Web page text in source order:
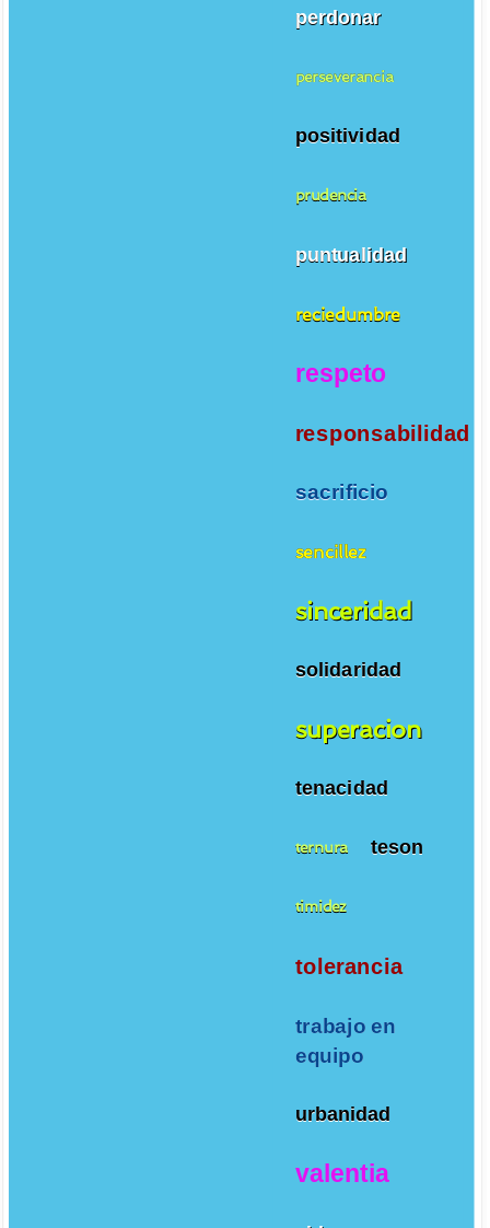
perdonar
perseverancia
positividad
prudencia
puntualidad
reciedumbre
respeto
responsabilidad
sacrificio
sencillez
sinceridad
solidaridad
superacion
tenacidad
ternura teson
timidez
tolerancia
trabajo en
equipo
urbanidad
valentia